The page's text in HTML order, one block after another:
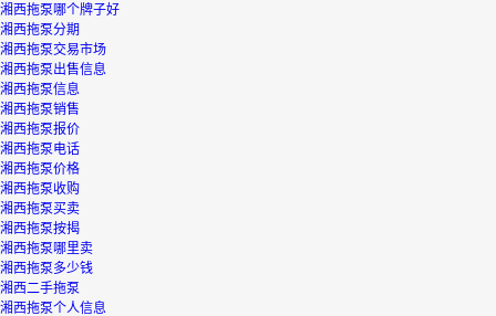
湘西拖泵哪个牌子好
湘西拖泵分期
湘西拖泵交易市场
湘西拖泵出售信息
湘西拖泵信息
湘西拖泵销售
湘西拖泵报价
湘西拖泵电话
湘西拖泵价格
湘西拖泵收购
湘西拖泵买卖
湘西拖泵按揭
湘西拖泵哪里卖
湘西拖泵多少钱
湘西二手拖泵
湘西拖泵个人信息